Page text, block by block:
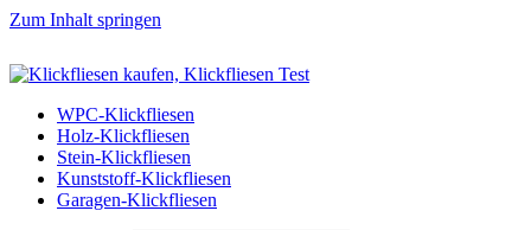
Zum Inhalt springen
Klickfliese | klick-klick-fertig
Klickfliesen online kaufen
WPC-Klickfliesen
Holz-Klickfliesen
Stein-Klickfliesen
Kunststoff-Klickfliesen
Garagen-Klickfliesen